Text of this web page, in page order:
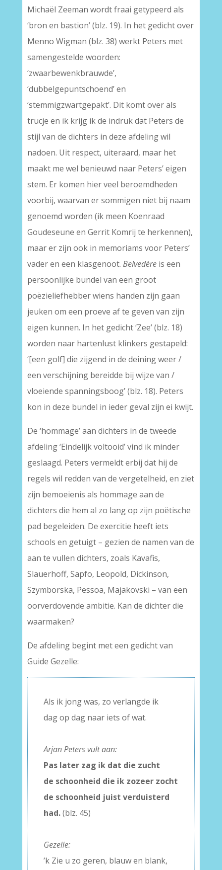
Michaël Zeeman wordt fraai getypeerd als
‘bron en bastion’ (blz. 19). In het gedicht over
Menno Wigman (blz. 38) werkt Peters met
samengestelde woorden:
‘zwaarbewenkbrauwde’,
‘dubbelgepuntschoend’ en
‘stemmigzwartgepakt’. Dit komt over als
trucje en ik krijg ik de indruk dat Peters de
stijl van de dichters in deze afdeling wil
nadoen. Uit respect, uiteraard, maar het
maakt me wel benieuwd naar Peters’ eigen
stem. Er komen hier veel beroemdheden
voorbij, waarvan er sommigen niet bij naam
genoemd worden (ik meen Koenraad
Goudeseune en Gerrit Komrij te herkennen),
maar er zijn ook in memoriams voor Peters’
vader en een klasgenoot. Belvedèreis een
persoonlijke bundel van een groot
poëzieliefhebber wiens handen zijn gaan
jeuken om een proeve af te geven van zijn
eigen kunnen. In het gedicht ‘Zee’ (blz. 18)
worden naar hartenlust klinkers gestapeld:
‘[een golf] die zijgend in de deining weer /
een verschijning bereidde bij wijze van /
vloeiende spanningsboog’ (blz. 18). Peters
kon in deze bundel in ieder geval zijn ei kwijt.
De ‘hommage’ aan dichters in de tweede
afdeling ‘Eindelijk voltooid’ vind ik minder
geslaagd. Peters vermeldt erbij dat hij de
regels wil redden van de vergetelheid, en ziet
zijn bemoeienis als hommage aan de
dichters die hem al zo lang op zijn poëtische
pad begeleiden. De exercitie heeft iets
schools en getuigt – gezien de namen van de
aan te vullen dichters, zoals Kavafis,
Slauerhoff, Sapfo, Leopold, Dickinson,
Szymborska, Pessoa, Majakovski – van een
oorverdovende ambitie. Kan de dichter die
waarmaken?
De afdeling begint met een gedicht van
Guide Gezelle:
Als ik jong was, zo verlangde ik
dag op dag naar iets of wat.
Arjan Peters vult aan:
Pas later zag ik dat die zucht
de schoonheid die ik zozeer zocht
de schoonheid juist verduisterd
had.(blz. 45)
Gezelle:
’k Zie u zo geren, blauw en blank,